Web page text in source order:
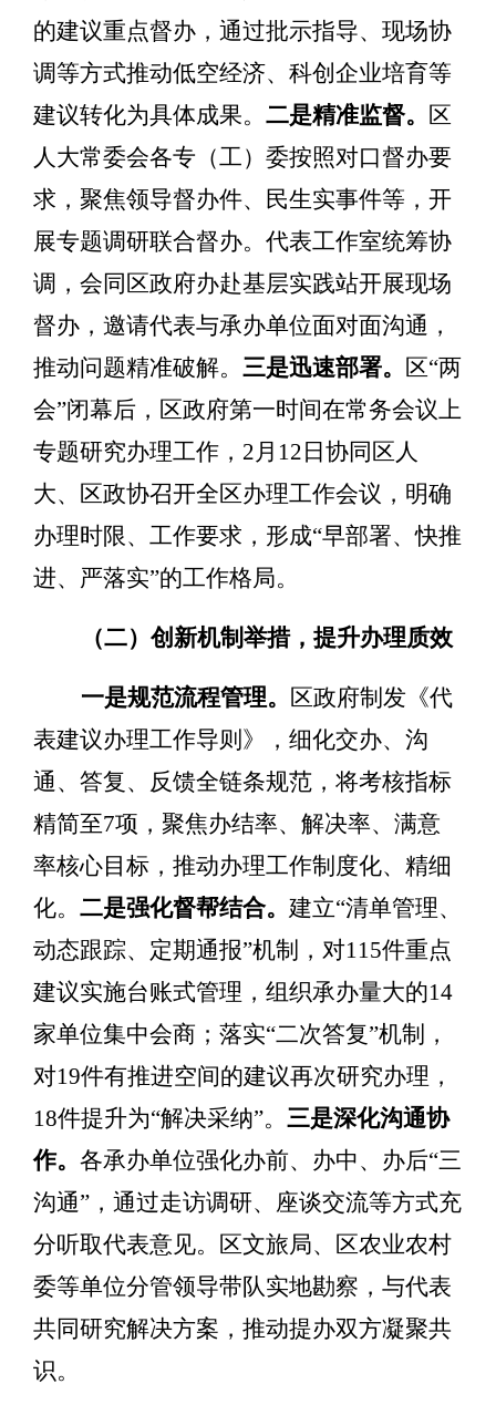
的建议重点督办，通过批示指导、现场协
调等方式推动低空经济、科创企业培育等
建议转化为具体成果。二是精准监督。 区
人大常委会各专（工）委按照对口督办要
求，聚焦领导督办件、民生实事件等，开
展专题调研联合督办。代表工作室统筹协
调，会同区政府办赴基层实践站开展现场
督办，邀请代表与承办单位面对面沟通，
推动问题精准破解。三是迅速部署。 区“两
会”闭幕后，区政府第一时间在常务会议上
专题研究办理工作， 2 月 12 日协同 区人
大、区政协召开全区办理工作会议，明确
办理时限、工作要求 ，形成“早部署、快推
进、严落实”的工作格局。
（二）创新机制举措，提升办理质效
一是规范流程管理。 区政府制发《代
表建议办理工作导则》，细化交办、沟
通、答复、反馈全链条规范，将考核指标
精简至7项，聚焦办结率、解决率、满意
率核心目标，推动办理工作制度化、精细
化。二是强化督帮结合。建立“清单管理、
动态跟踪、定期通报”机制，对115件重点
建议实施台账式管理，组织承办量大的14
家单位集中会商；落实“二次答复”机制，
对19件有推进空间的建议再次研究办理，
18件提升为“解决采纳”。三是深化沟通协
作。各承办单位强化办前、办中、办后“三
沟通” ，通过走访调研、座谈交流等方式充
分听取代表意见。 区文旅局、 区农业农村
委等单位分管领导带队实地勘察，与代表
共同研究解决方案，推动提办双方凝聚共
识。